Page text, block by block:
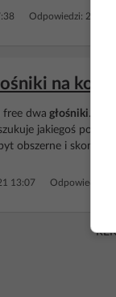
Odpowiedzi: 24
na
free dwa głośniki.
jakiegoś
obszerne i
13:07 Odpowiedzi: 5